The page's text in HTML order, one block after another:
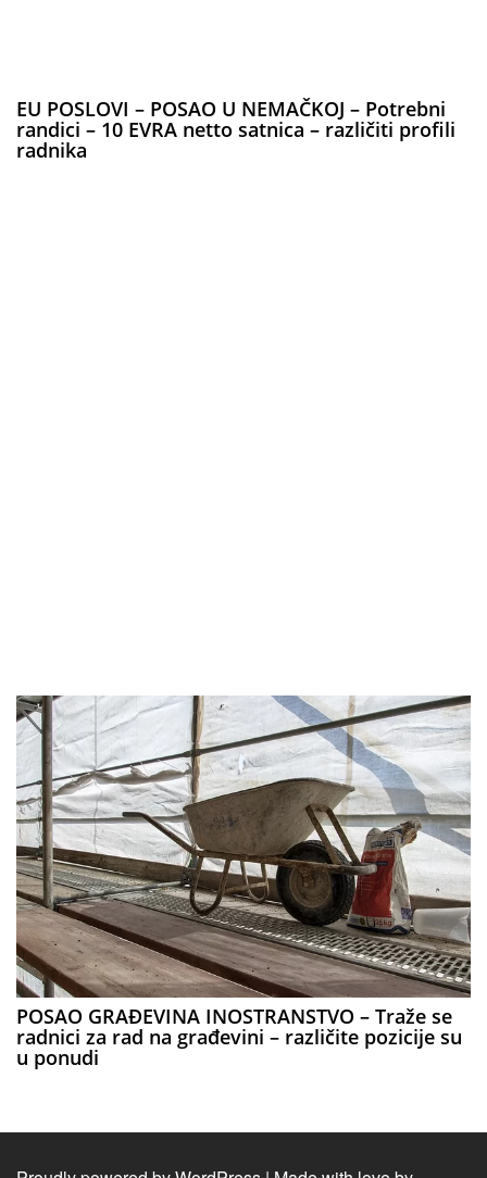
EU POSLOVI – POSAO U NEMAČKOJ – Potrebni
randici – 10 EVRA netto satnica – različiti profili
radnika
POSAO GRAĐEVINA INOSTRANSTVO – Traže se
radnici za rad na građevini – različite pozicije su
u ponudi